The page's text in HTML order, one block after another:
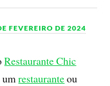
FEVEREIRO DE 2024
Restaurante Chic
umrestauranteou